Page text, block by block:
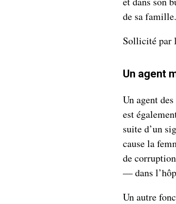
de sa famille.
Sollicité par
Un agent
Un agent
est
suite d’un
cause la
de
— dans
Un autre